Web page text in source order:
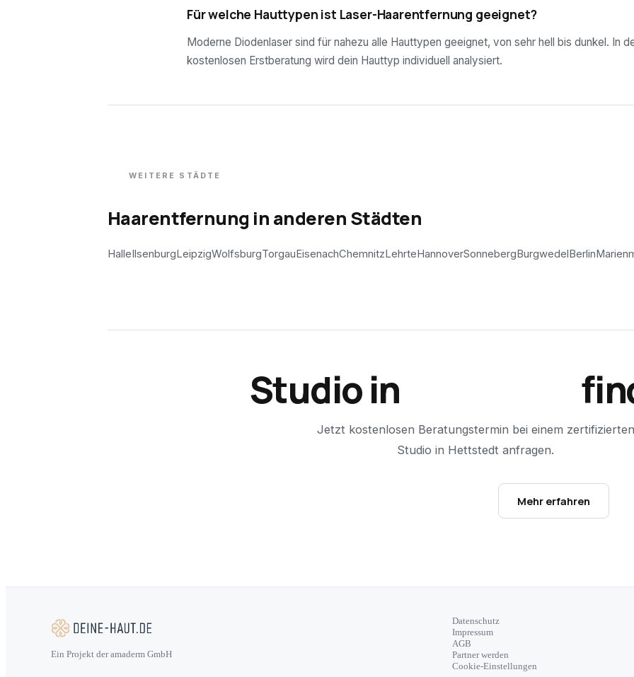
Für welche Hauttypen ist Laser-Haarentfernung geeignet?
Moderne Diodenlaser sind für nahezu alle Hauttypen geeignet, von sehr hell bis dunkel. In
kostenlosen Erstberatung wird dein Hauttyp individuell analysiert.
WEITERE STÄDTE
Haarentfernung in anderen Städten
HalleIlsenburgLeipzigWolfsburgTorgauEisenachChemnitzLehrteHannoverSonnebergBurgwedelBerlin
Studio in
Jetzt kostenlosen Beratungstermin bei einem zertifizierten
Studio in Hettstedt anfragen.
Mehr erfahren
Ein Projekt der amaderm GmbH
Datenschutz
Impressum
AGB
Partner werden
Cookie-Einstellungen